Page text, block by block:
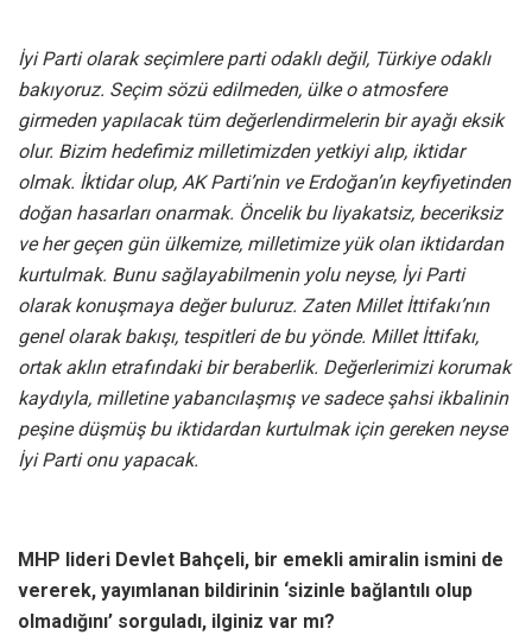
İyi Parti olarak seçimlere parti odaklı değil, Türkiye odaklı
bakıyoruz. Seçim sözü edilmeden, ülke o atmosfere
girmeden yapılacak tüm değerlendirmelerin bir ayağı eksik
olur. Bizim hedefimiz milletimizden yetkiyi alıp, iktidar
olmak. İktidar olup, AK Parti’nin ve Erdoğan’ın keyfiyetinden
doğan hasarları onarmak. Öncelik bu liyakatsiz, beceriksiz
ve her geçen gün ülkemize, milletimize yük olan iktidardan
kurtulmak. Bunu sağlayabilmenin yolu neyse, İyi Parti
olarak konuşmaya değer buluruz. Zaten Millet İttifakı’nın
genel olarak bakışı, tespitleri de bu yönde. Millet İttifakı,
ortak aklın etrafındaki bir beraberlik. Değerlerimizi korumak
kaydıyla, milletine yabancılaşmış ve sadece şahsi ikbalinin
peşine düşmüş bu iktidardan kurtulmak için gereken neyse
İyi Parti onu yapacak.
MHP lideri Devlet Bahçeli, bir emekli amiralin ismini de
vererek, yayımlanan bildirinin ‘sizinle bağlantılı olup
olmadığını’ sorguladı, ilginiz var mı?